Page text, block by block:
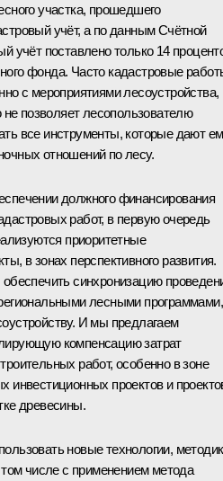
участка, прошедшего
учёт, а по данным Счётной
учёт поставлено только 14
фонда. Часто кадастровые
с мероприятиями лесоустройства,
не позволяет лесопользователю
все инструменты, которые дают
отношений по лесу.
должного финансирования
работ, в первую очередь
приоритетные
в зонах перспективного развития.
синхронизацию
лесными программами,
И мы предлагаем
компенсацию затрат
работ, особенно в зоне
инвестиционных проектов и
древесины.
новые технологии,
числе с применением метода